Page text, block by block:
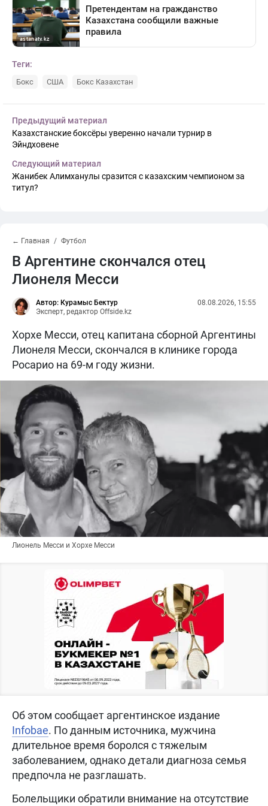
Теги:
Бокс США Бокс Казахстан
Предыдущий материал
Казахстанские боксёры уверенно начали турнир в
Эйндховене
Следующий материал
Жанибек Алимханулы сразится с казахским чемпионом за
титул?
← Главная Футбол
В Аргентине скончался отец
Лионеля Месси
Автор: Курамыс Бектур
Эксперт, редактор Offside.kz
08.08.2026, 15:55
Хорхе Месси, отец капитана сборной Аргентины
Лионеля Месси, скончался в клинике города
Росарио на 69-м году жизни.
Лионель Месси и Хорхе Месси
Об этом сообщает аргентинское издание
Infobae. По данным источника, мужчина
длительное время боролся с тяжелым
заболеванием, однако детали диагноза семья
предпочла не разглашать.
Болельщики обратили внимание на отсутствие